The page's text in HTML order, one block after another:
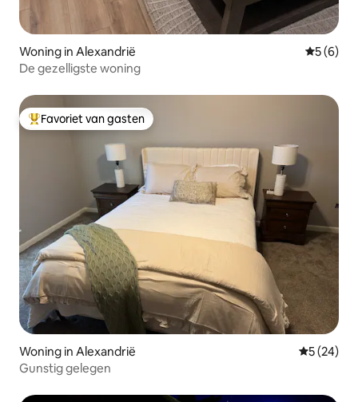
Woning in Alexandrië
5 (6)
De gezelligste woning
Topfavoriet van gasten
Favoriet van gasten
Woning in Alexandrië
5 (24)
Gunstig gelegen